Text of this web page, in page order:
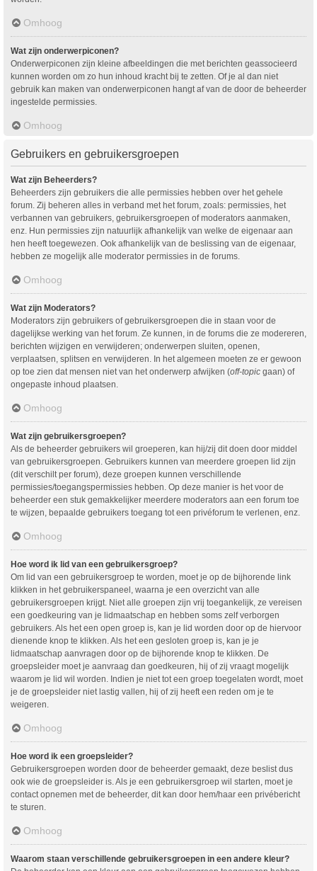
Omhoog
Wat zijn onderwerpiconen?
Onderwerpiconen zijn kleine afbeeldingen die met berichten geassocieerd
kunnen worden om zo hun inhoud kracht bij te zetten. Of je al dan niet
gebruik kan maken van onderwerpiconen hangt af van de door de beheerder
ingestelde permissies.
Omhoog
Gebruikers en gebruikersgroepen
Wat zijn Beheerders?
Beheerders zijn gebruikers die alle permissies hebben over het gehele
forum. Zij beheren alles in verband met het forum, zoals: permissies, het
verbannen van gebruikers, gebruikersgroepen of moderators aanmaken,
enz. Hun permissies zijn natuurlijk afhankelijk van welke de eigenaar aan
hen heeft toegewezen. Ook afhankelijk van de beslissing van de eigenaar,
hebben ze mogelijk alle moderator permissies in de forums.
Omhoog
Wat zijn Moderators?
Moderators zijn gebruikers of gebruikersgroepen die in staan voor de
dagelijkse werking van het forum. Ze kunnen, in de forums die ze modereren,
berichten wijzigen en verwijderen; onderwerpen sluiten, openen,
verplaatsen, splitsen en verwijderen. In het algemeen moeten ze er gewoon
op toe zien dat mensen niet van het onderwerp afwijken (off-topic gaan) of
ongepaste inhoud plaatsen.
Omhoog
Wat zijn gebruikersgroepen?
Als de beheerder gebruikers wil groeperen, kan hij/zij dit doen door middel
van gebruikersgroepen. Gebruikers kunnen van meerdere groepen lid zijn
(dit verschilt per forum), deze groepen kunnen verschillende
permissies/toegangspermissies hebben. Op deze manier is het voor de
beheerder een stuk gemakkelijker meerdere moderators aan een forum toe
te wijzen, bepaalde gebruikers toegang tot een privéforum te verlenen, enz.
Omhoog
Hoe word ik lid van een gebruikersgroep?
Om lid van een gebruikersgroep te worden, moet je op de bijhorende link
klikken in het gebruikerspaneel, waarna je een overzicht van alle
gebruikersgroepen krijgt. Niet alle groepen zijn vrij toegankelijk, ze vereisen
een goedkeuring van je lidmaatschap en hebben soms zelf verborgen
gebruikers. Als het een open groep is, kan je lid worden door op de hiervoor
dienende knop te klikken. Als het een gesloten groep is, kan je je
lidmaatschap aanvragen door op de bijhorende knop te klikken. De
groepsleider moet je aanvraag dan goedkeuren, hij of zij vraagt mogelijk
waarom je lid wil worden. Indien je niet tot een groep toegelaten wordt, moet
je de groepsleider niet lastig vallen, hij of zij heeft een reden om je te
weigeren.
Omhoog
Hoe word ik een groepsleider?
Gebruikersgroepen worden door de beheerder gemaakt, deze beslist dus
ook wie de groepsleider is. Als je een gebruikersgroep wil starten, moet je
contact opnemen met de beheerder, dit kan door hem/haar een privébericht
te sturen.
Omhoog
Waarom staan verschillende gebruikersgroepen in een andere kleur?